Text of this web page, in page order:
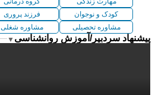
کودک و نوجوان
فرزند پروری
مشاوره تحصیلی
مشاوره شغلی
پیشنهاد سردبیر/آموزش روانشناسی ▼